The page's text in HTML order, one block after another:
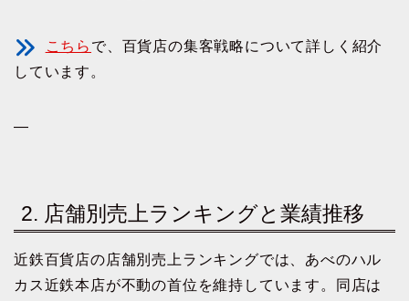
こちら で、百貨店の集客戦略について詳しく紹介
しています。
—
2. 店舗別売上ランキングと業績推移
近鉄百貨店の店舗別売上ランキングでは、あべのハル
カス近鉄本店が不動の首位を維持しています。同店は